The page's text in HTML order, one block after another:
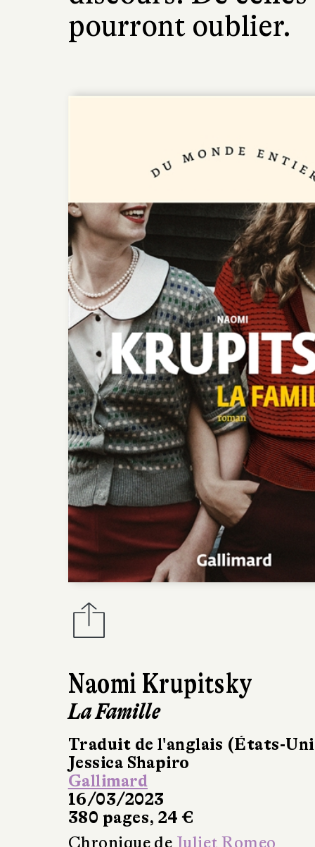
Naomi Krupitsky
La Famille
Traduit de l'anglais (États-
Jessica Shapiro
Gallimard
16/03/2023
380 pages, 24 €
Chronique de Juliet Romeo
pourront oublier.